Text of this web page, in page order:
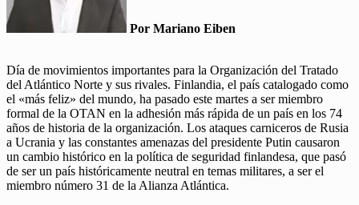
Por Mariano Eiben
Día de movimientos importantes para la Organización del Tratado
del Atlántico Norte y sus rivales. Finlandia, el país catalogado como
el «más feliz» del mundo, ha pasado este martes a ser miembro
formal de la OTAN en la adhesión más rápida de un país en los 74
años de historia de la organización. Los ataques carniceros de Rusia
a Ucrania y las constantes amenazas del presidente Putin causaron
un cambio histórico en la política de seguridad finlandesa, que pasó
de ser un país históricamente neutral en temas militares, a ser el
miembro número 31 de la Alianza Atlántica.